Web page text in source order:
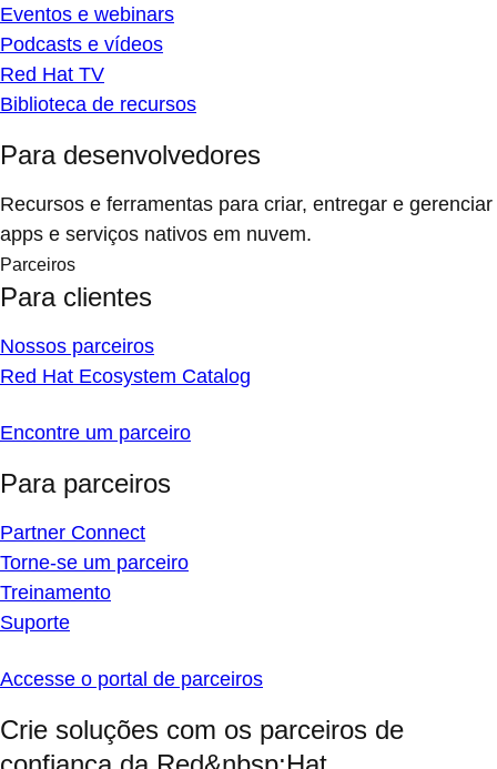
Eventos e webinars
Podcasts e vídeos
Red Hat TV
Biblioteca de recursos
Para desenvolvedores
Recursos e ferramentas para criar, entregar e gerenciar
apps e serviços nativos em nuvem.
Parceiros
Para clientes
Nossos parceiros
Red Hat Ecosystem Catalog
Encontre um parceiro
Para parceiros
Partner Connect
Torne-se um parceiro
Treinamento
Suporte
Accesse o portal de parceiros
Crie soluções com os parceiros de